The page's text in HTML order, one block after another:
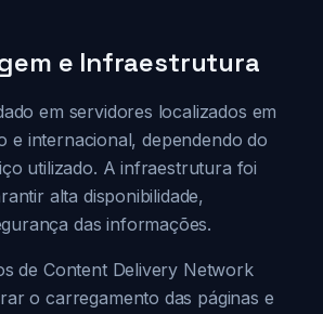
e Infraestrutura
em servidores localizados em
e internacional, dependendo do
utilizado. A infraestrutura foi
alta disponibilidade,
das informações.
de Content Delivery Network
o carregamento das páginas e